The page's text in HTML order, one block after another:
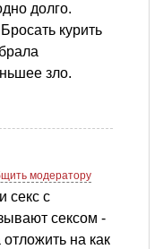
долго.
курить
зло.
модератору
секс с
сексом -
на как